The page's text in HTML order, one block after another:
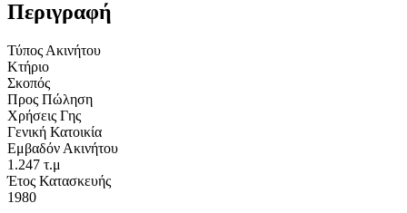
Περιγραφή
Τύπος Ακινήτου
Κτήριο
Σκοπός
Προς Πώληση
Χρήσεις Γης
Γενική Κατοικία
Εμβαδόν Ακινήτου
1.247 τ.μ
Έτος Κατασκευής
1980